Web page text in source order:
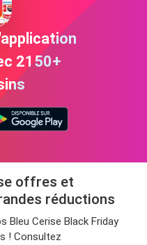
2150+
offres et
réductions
Bleu Cerise Black Friday
! Consultez